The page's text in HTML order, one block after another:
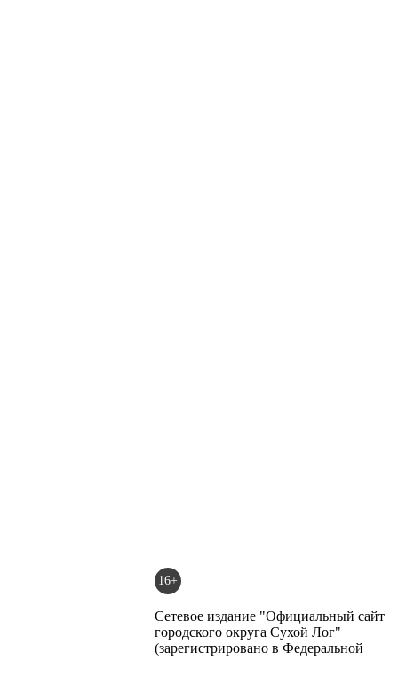
16+
Сетевое издание "Официальный сайт
городского округа Сухой Лог"
(зарегистрировано в Федеральной